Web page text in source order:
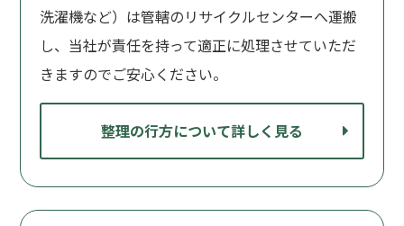
洗濯機など）は管轄のリサイクルセンターへ運搬
し、当社が責任を持って適正に処理させていただ
きますのでご安心ください。
整理の行方について詳しく見る